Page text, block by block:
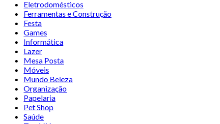
Eletrodomésticos
Ferramentas e Construção
Festa
Games
Informática
Lazer
Mesa Posta
Móveis
Mundo Beleza
Organização
Papelaria
Pet Shop
Saúde